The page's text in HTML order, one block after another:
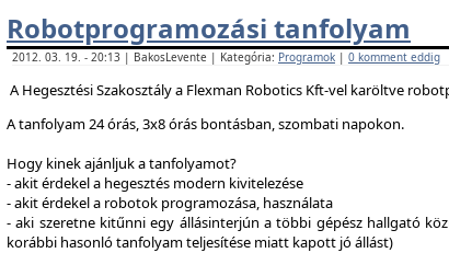
Robotprogramozási tanfolyam
2012. 03. 19. - 20:13 | BakosLevente | Kategória: Programok | 0 komment eddig
A Hegesztési Szakosztály a Flexman Robotics Kft-vel karöltve
A tanfolyam 24 órás, 3x8 órás bontásban, szombati napokon.
Hogy kinek ajánljuk a tanfolyamot?
- akit érdekel a hegesztés modern kivitelezése
- akit érdekel a robotok programozása, használata
- aki szeretne kitűnni egy állásinterjún a többi gépész hallgató
korábbi hasonló tanfolyam teljesítése miatt kapott jó állást)